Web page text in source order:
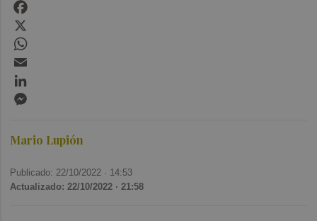
Mario Lupión
Publicado: 22/10/2022 · 14:53
Actualizado: 22/10/2022 · 21:58